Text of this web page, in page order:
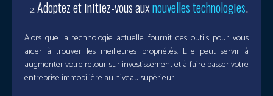
Adoptez et initiez-vous auxnouvelles technologies.
Alors que la technologie actuelle fournit des outils pour vous
aider à trouver les meilleures propriétés. Elle peut servir à
augmenter votre retour sur investissement et à faire passer votre
entreprise immobilière au niveau supérieur.